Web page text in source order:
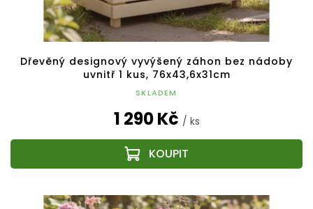
Dřevěný designový vyvýšený záhon bez nádoby
uvnitř 1 kus, 76x43,6x31cm
SKLADEM
1 290 Kč / ks